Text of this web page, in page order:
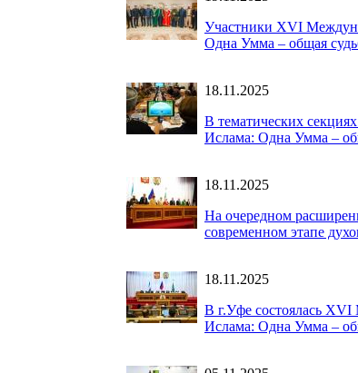
Участники XVI
Одна Умма – общая
18.11.2025
В тематических
Ислама: Одна Умма –
18.11.2025
На очередном
современном этапе
18.11.2025
В г.Уфе состоялась
Ислама: Одна Умма –